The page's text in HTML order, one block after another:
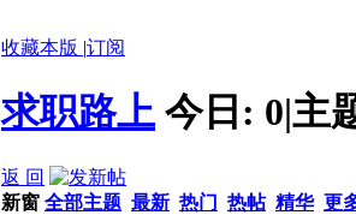
收藏本版 |订阅
求职路上 今日: 0|主
返 回
新窗 全部主题 最新 热门 热帖 精华 更